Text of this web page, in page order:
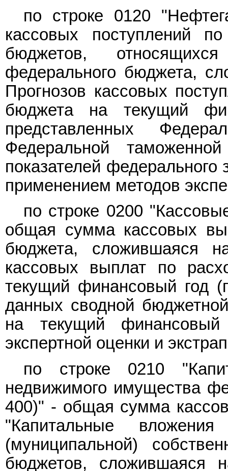
по строке 0120
кассовых поступлений
бюджетов,
федерального бюджета,
Прогнозов кассовых
бюджета на текущий
представленных
Федеральной
показателей
применением методов
по строке 0200
общая сумма кассовых
бюджета, сложившаяся
кассовых выплат по
текущий финансовый год
данных сводной
на текущий
экспертной оценки и
по строке 0210
недвижимого имущества
400)" - общая сумма
"Капитальные
(муниципальной)
бюджетов, сложившаяся